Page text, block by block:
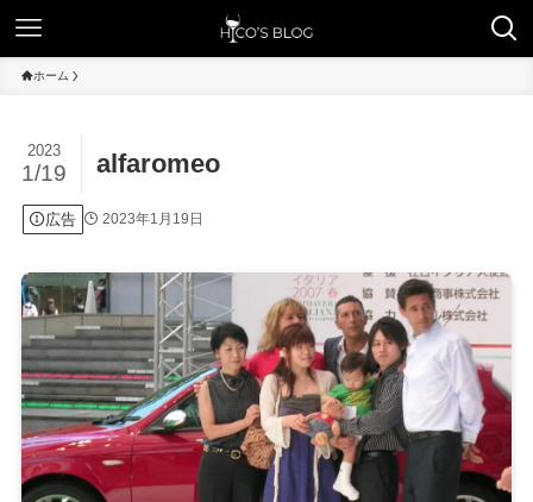
ホーム
alfaromeo
2023
1/19
広告 2023年1月19日